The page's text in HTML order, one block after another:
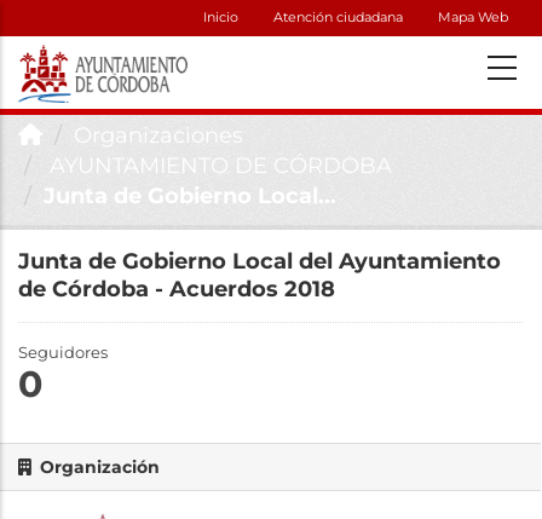
Inicio Atención ciudadana Mapa Web
Organizaciones
AYUNTAMIENTO DE CÓRDOBA
Junta de Gobierno Local...
Junta de Gobierno Local del Ayuntamiento
de Córdoba - Acuerdos 2018
Seguidores
0
Organización